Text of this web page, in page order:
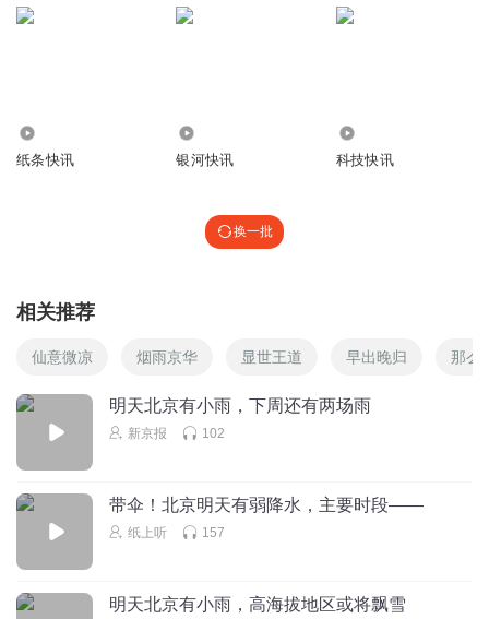
纸条快讯 银河快讯 科技快讯
换一批
相关推荐
仙意微凉 烟雨京华 显世王道 早出晚归 那么
明天北京有小雨，下周还有两场雨
新京报 102
带伞！北京明天有弱降水，主要时段——
纸上听 157
明天北京有小雨，高海拔地区或将飘雪